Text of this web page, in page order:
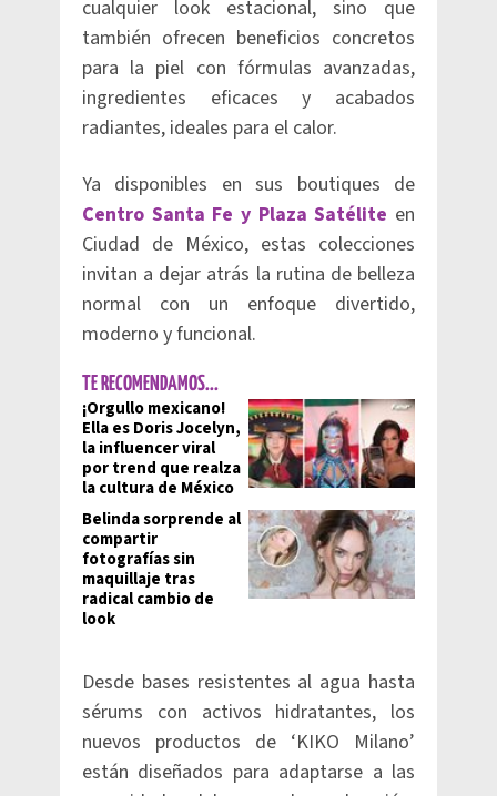
cualquier look estacional, sino que
también ofrecen beneficios concretos
para la piel con fórmulas avanzadas,
ingredientes eficaces y acabados
radiantes, ideales para el calor.
Ya disponibles en sus boutiques de
Centro Santa Fe y Plaza Satélite en
Ciudad de México, estas colecciones
invitan a dejar atrás la rutina de belleza
normal con un enfoque divertido,
moderno y funcional.
TE RECOMENDAMOS...
¡Orgullo mexicano!
Ella es Doris Jocelyn,
la influencer viral
por trend que realza
la cultura de México
Belinda sorprende al
compartir
fotografías sin
maquillaje tras
radical cambio de
look
Desde bases resistentes al agua hasta
sérums con activos hidratantes, los
nuevos productos de ‘KIKO Milano’
están diseñados para adaptarse a las